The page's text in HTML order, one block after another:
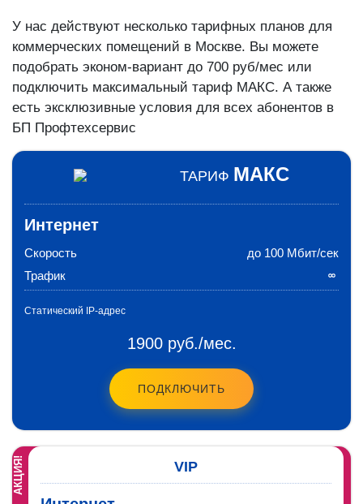
У нас действуют несколько тарифных планов для
коммерческих помещений в Москве. Вы можете
подобрать эконом-вариант до 700 руб/мес или
подключить максимальный тариф МАКС. А также
есть эксклюзивные условия для всех абонентов в
БП Профтехсервис
ТАРИФ МАКС
Интернет
Скорость
до 100 Мбит/сек
Трафик
Статический IP-адрес
1900 руб./мес.
ПОДКЛЮЧИТЬ
АКЦИЯ! VIP